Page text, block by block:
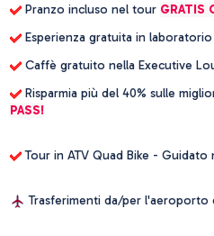
Pranzo incluso nel tour GRATIS
Esperienza gratuita in
Caffè gratuito nella Executive
Risparmia più del 40% sulle
PASS!
Tour in ATV Quad Bike -
Trasferimenti da/per l'aeroporto